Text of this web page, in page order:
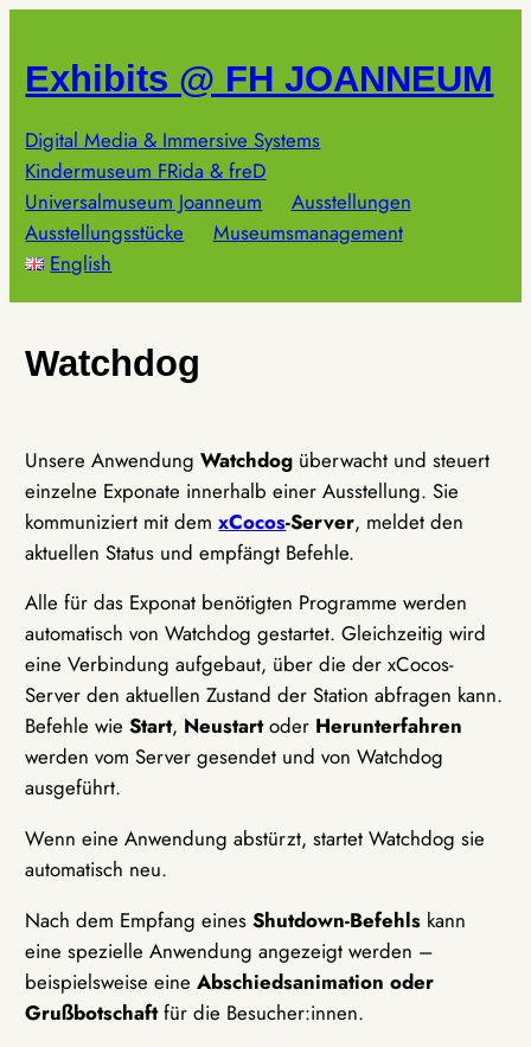
springen
Exhibits @ FH JOANNEUM
Digital Media & Immersive Systems
Kindermuseum FRida & freD
Universalmuseum Joanneum
Ausstellungen
Ausstellungsstücke
Museumsmanagement
English
Watchdog
Unsere AnwendungWatchdog überwacht und steuert
einzelne Exponate innerhalb einer Ausstellung. Sie
kommuniziert mit demxCocos-Server, meldet den
aktuellen Status und empfängt Befehle.
Alle für das Exponat benötigten Programme werden
automatisch von Watchdog gestartet. Gleichzeitig wird
eine Verbindung aufgebaut, über die der xCocos-
Server den aktuellen Zustand der Station abfragen kann.
Befehle wieStart, Neustartoder Herunterfahren
werden vom Server gesendet und von Watchdog
ausgeführt.
Wenn eine Anwendung abstürzt, startet Watchdog sie
automatisch neu.
Nach dem Empfang einesShutdown-Befehls kann
eine spezielle Anwendung angezeigt werden –
beispielsweise eineAbschiedsanimation oder
Grußbotschaftfür die Besucher:innen.